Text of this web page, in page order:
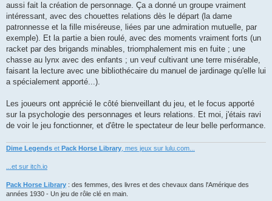
aussi fait la création de personnage. Ça a donné un groupe vraiment
intéressant, avec des chouettes relations dès le départ (la dame
patronnesse et la fille miséreuse, liées par une admiration mutuelle, par
exemple). Et la partie a bien roulé, avec des moments vraiment forts (un
racket par des brigands minables, triomphalement mis en fuite ; une
chasse au lynx avec des enfants ; un veuf cultivant une terre misérable,
faisant la lecture avec une bibliothécaire du manuel de jardinage qu'elle lui
a spécialement apporté...).
Les joueurs ont apprécié le côté bienveillant du jeu, et le focus apporté
sur la psychologie des personnages et leurs relations. Et moi, j'étais ravi
de voir le jeu fonctionner, et d'être le spectateur de leur belle performance.
Dime Legends et Pack Horse Library , mes jeux sur lulu.com...
...et sur itch.io
Pack Horse Library : des femmes, des livres et des chevaux dans l'Amérique des
années 1930 - Un jeu de rôle clé en main.